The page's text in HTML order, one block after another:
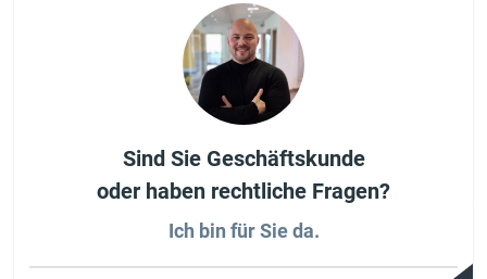
Sind Sie Geschäftskunde
oder haben rechtliche Fragen?
Ich bin für Sie da.